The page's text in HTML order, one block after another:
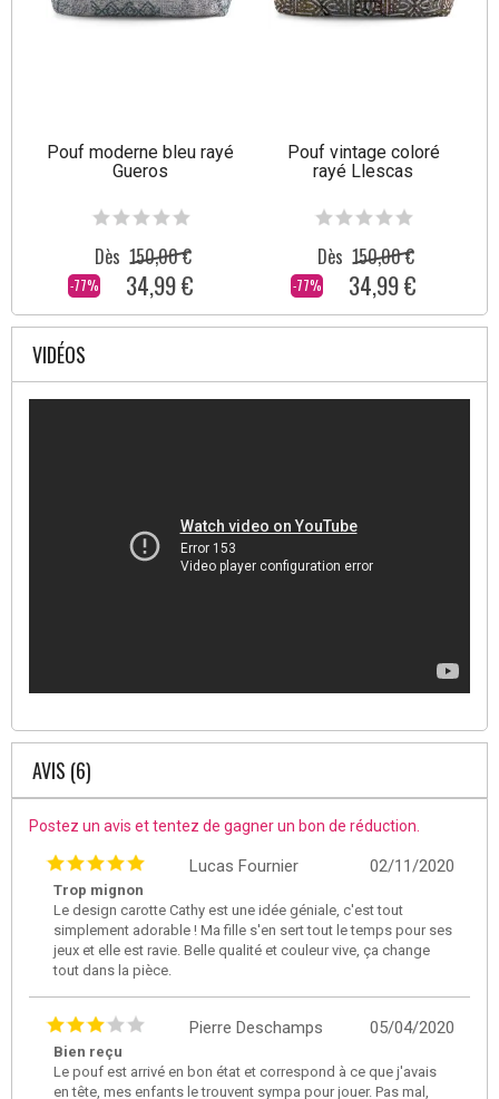
Pouf moderne bleu rayé
Gueros
-77%
Dès 150,00 €
34,99 €
Pouf vintage coloré
rayé Llescas
-77%
Dès 150,00 €
34,99 €
VIDÉOS
AVIS (6)
Postez un avis et tentez de gagner un bon de réduction.
02/11/2020
Lucas Fournier
Trop mignon
Le design carotte Cathy est une idée géniale, c'est tout
simplement adorable ! Ma fille s'en sert tout le temps pour ses
jeux et elle est ravie. Belle qualité et couleur vive, ça change
tout dans la pièce.
05/04/2020
Pierre Deschamps
Bien reçu
Le pouf est arrivé en bon état et correspond à ce que j'avais
en tête, mes enfants le trouvent sympa pour jouer. Pas mal,